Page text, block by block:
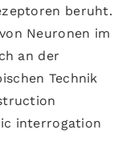
beruht.
Neuronen im
an der
Technik
interrogation